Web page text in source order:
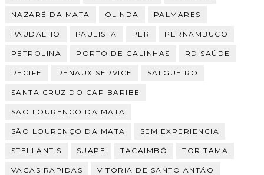
NAZARÉ DA MATA OLINDA PALMARES
PAUDALHO PAULISTA PER PERNAMBUCO
PETROLINA PORTO DE GALINHAS RD SAÚDE
RECIFE RENAUX SERVICE SALGUEIRO
SANTA CRUZ DO CAPIBARIBE
SAO LOURENCO DA MATA
SÃO LOURENÇO DA MATA SEM EXPERIENCIA
STELLANTIS SUAPE TACAIMBÓ TORITAMA
VAGAS RAPIDAS VITÓRIA DE SANTO ANTÃO